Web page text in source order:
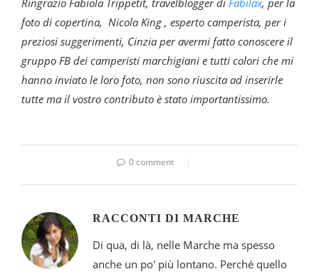
foto di copertina, Nicola King , esperto camperista, per i
preziosi suggerimenti, Cinzia per avermi fatto conoscere il
gruppo FB dei camperisti marchigiani e tutti colori che mi
hanno inviato le loro foto, non sono riuscita ad inserirle
tutte ma il vostro contributo è stato importantissimo.
0 comment
RACCONTI DI MARCHE
Di qua, di là, nelle Marche ma spesso
anche un po' più lontano. Perché quello